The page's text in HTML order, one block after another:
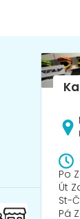
Po
Út
St-
Pá